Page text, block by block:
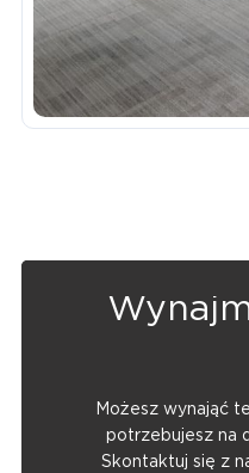
Możesz wynająć
potrzebujesz na
Skontaktuj się z